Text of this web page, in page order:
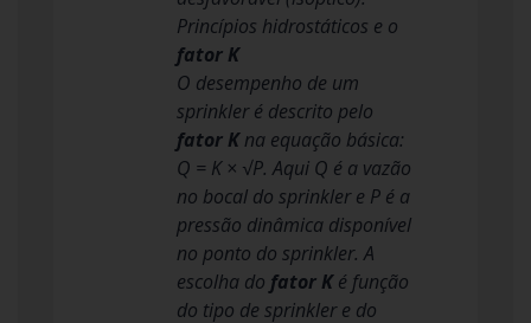
Princípios hidrostáticos e o
fator K
O desempenho de um
sprinkler é descrito pelo
fator Kna equação básica:
Q = K × √P. Aqui Q é a vazão
no bocal do sprinkler e P é a
pressão dinâmica disponível
no ponto do sprinkler. A
escolha do fator Ké função
do tipo de sprinkler e do